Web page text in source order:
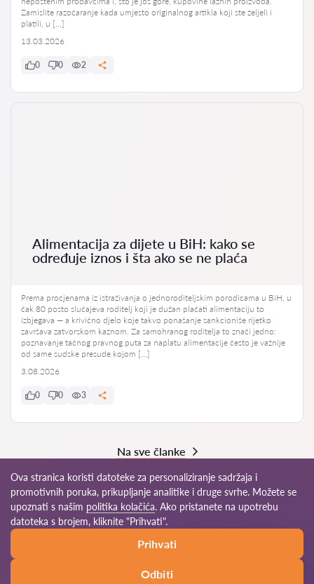
Zamislite razočaranje kada umjesto originalnog artikla koji ste željeli i
platili, u […]
13.03.2026
0 0 2
Alimentacija za dijete u BiH: kako se
određuje iznos i šta ako se ne plaća
Prema procjenama iz istraživanja o jednoroditeljskim porodicama u BiH, u
čak 80 posto slučajeva roditelj koji je dužan plaćati alimentaciju to
izbjegava — a krivično djelo koje takvo ponašanje sankcioniše rijetko
završava zatvorskom kaznom. Za samohranog roditelja to znači jedno:
poznavanje tačnog pravnog puta za naplatu alimentacije često je važnije
od same sudske presude kojom […]
3.08.2026
0 0 3
Na sve članke
© 2026 Advokati-ba.com
Mapa sajta
Ova stranica koristi datoteke za personaliziranje sadržaja i
promotivnih poruka, prikupljanje analitike i druge svrhe. Možete se
upoznati s našim politika kolačića. Ako pristanete na upotrebu
datoteka s brojem, kliknite "Prihvati".
Prihvati
Odbiti